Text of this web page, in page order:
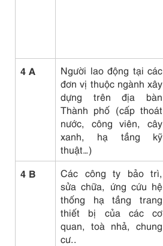
4 A
Người lao động tại các
đơn vị thuộc ngành xây
dựng trên địa bàn
Thành phố (cấp thoát
nước, công viên, cây
xanh, hạ tầng kỹ
thuật…)
4 B
Các công ty bảo trì,
sửa chữa, ứng cứu hệ
thống hạ tầng trang
thiết bị của các cơ
quan, toà nhả, chung
cư..